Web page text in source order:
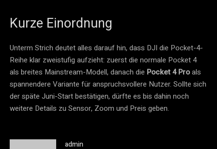
Kurze Einordnung
Unterm Strich deutet alles darauf hin, dass DJI die Pocket-4-
Reihe klar zweistufig aufzieht: zuerst die normale Pocket 4
als breites Mainstream-Modell, danach die Pocket 4 Proals
spannendere Variante für anspruchsvollere Nutzer. Sollte sich
der späte Juni-Start bestätigen, dürfte es bis dahin noch
weitere Details zu Sensor, Zoom und Preis geben.
admin